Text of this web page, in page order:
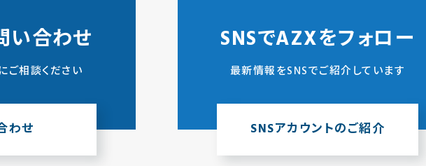
い合わせ
ご相談ください
わせ
SNSでAZXをフォロー
最新情報をSNSでご紹介しています
SNSアカウントのご紹介